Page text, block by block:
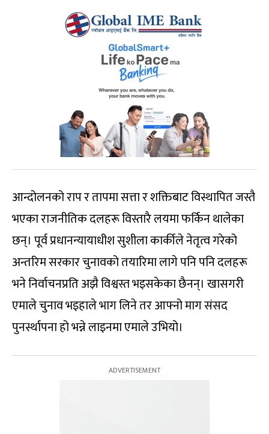
आन्दोलनको राप र तापमा सत्ता र शक्तिबाट विस्थापित जस्तै
भएका राजनीतिक दलहरू विस्तारै लयमा फर्किन थालेका
छन्। पूर्व प्रधानन्यायाधीश सुशीला कार्कीले नेतृत्व गरेको
अन्तरिम सरकार चुनावको तयारिमा लागे पनि पनि दलहरू
भने निर्वाचनप्रति अझै विश्वस्त भइसकेका छैनन्। खासगरी
एमाले चुनाव भइहाले भाग लिने तर आफ्नो माग संसद
पुनर्स्थापना हो भन्ने लाइनमा एमाले उभियो।